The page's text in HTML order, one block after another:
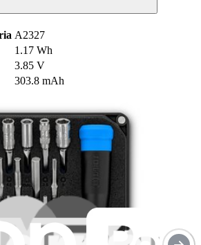
A2327
1.17 Wh
3.85 V
303.8 mAh
Apple Watch Series 6